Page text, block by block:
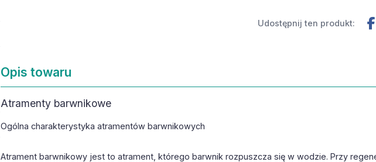
Udostępnij ten produkt:
Opis towaru
Atramenty barwnikowe
Ogólna charakterystyka atramentów barwnikowych
Atrament barwnikowy jest to atrament, którego barwnik rozpuszcza się w wodzie. Przy